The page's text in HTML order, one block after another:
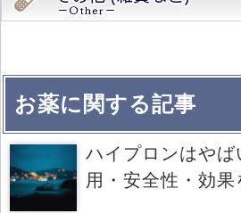
お薬に関する記事
ハイプロンはや
用・安全性・効果